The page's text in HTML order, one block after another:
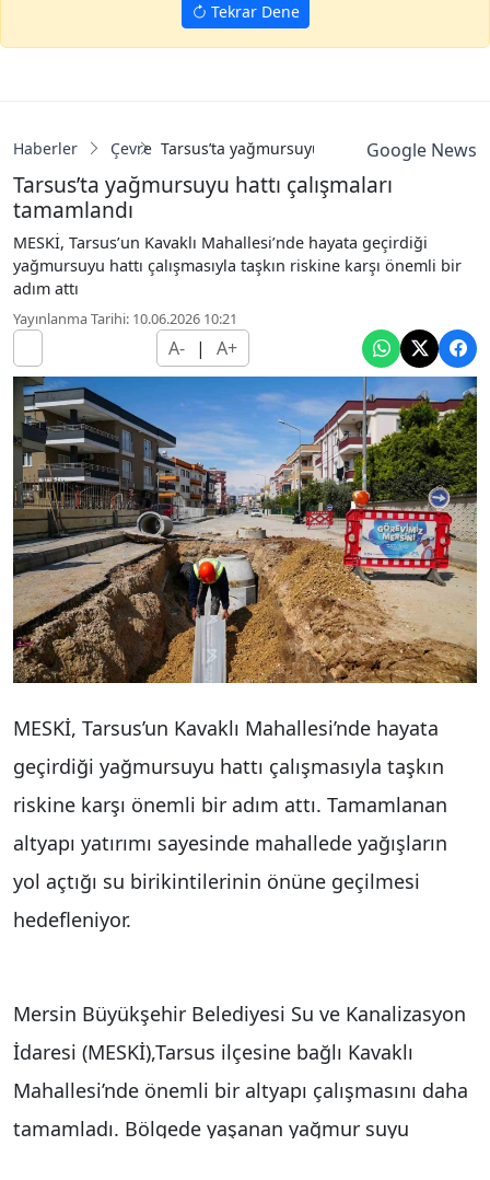
Tekrar Dene
Haberler Çevre Tarsus’ta yağmursuyu hattı çalışmaları
Google News
Tarsus’ta yağmursuyu hattı çalışmaları
tamamlandı
MESKİ, Tarsus’un Kavaklı Mahallesi’nde hayata geçirdiği
yağmursuyu hattı çalışmasıyla taşkın riskine karşı önemli bir
adım attı
Yayınlanma Tarihi: 10.06.2026 10:21
A- | A+
MESKİ, Tarsus’un Kavaklı Mahallesi’nde hayata
geçirdiği yağmursuyu hattı çalışmasıyla taşkın
riskine karşı önemli bir adım attı. Tamamlanan
altyapı yatırımı sayesinde mahallede yağışların
yol açtığı su birikintilerinin önüne geçilmesi
hedefleniyor.
Mersin Büyükşehir Belediyesi Su ve Kanalizasyon
İdaresi (MESKİ),Tarsus ilçesine bağlı Kavaklı
Mahallesi’nde önemli bir altyapı çalışmasını daha
tamamladı. Bölgede yaşanan yağmur suyu